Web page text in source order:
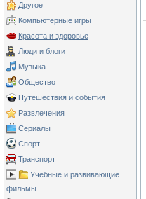
Другое
Компьютерные игры
Красота и здоровье
Люди и блоги
Музыка
Общество
Путешествия и события
Развлечения
Сериалы
Спорт
Транспорт
Учебные и развивающие
фильмы